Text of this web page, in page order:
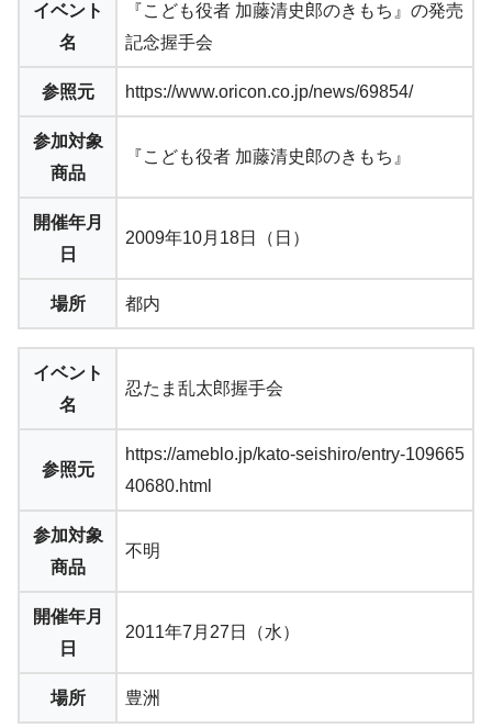
イベント
名
『こども役者 加藤清史郎のきもち』の発売
記念握手会
参照元 https://www.oricon.co.jp/news/69854/
参加対象
商品
『こども役者 加藤清史郎のきもち』
開催年月
日
2009年10月18日（日）
場所 都内
イベント
名
忍たま乱太郎握手会
参照元
https://ameblo.jp/kato-seishiro/entry-109665
40680.html
参加対象
商品
不明
開催年月
日
2011年7月27日（水）
場所 豊洲